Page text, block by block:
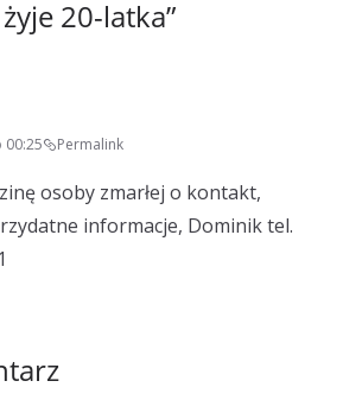
20-latka”
00:25 Permalink
osoby zmarłej o kontakt,
informacje, Dominik tel.